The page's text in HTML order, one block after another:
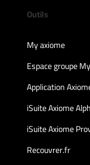
Outils
My axiome
Espace groupe
Application
iSuite Axiome
iSuite Axiome
Recouvrer.fr